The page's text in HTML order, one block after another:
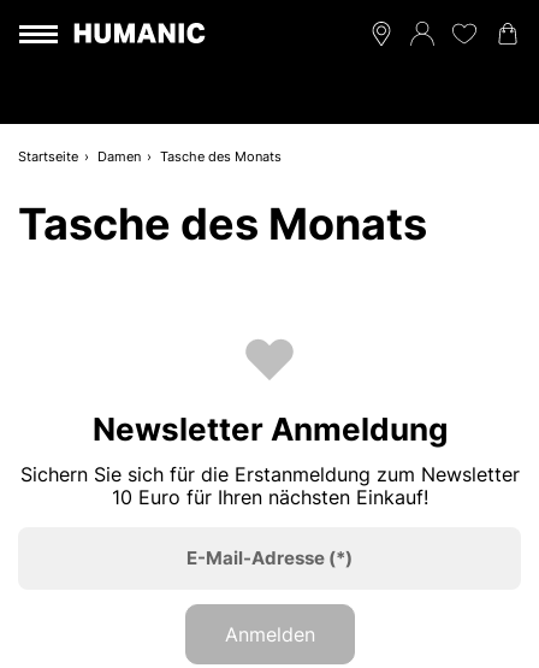
Startseite Damen Tasche des Monats
Tasche des Monats
Newsletter Anmeldung
Sichern Sie sich für die Erstanmeldung zum Newsletter
10 Euro für Ihren nächsten Einkauf!
E-Mail-Adresse (*)
Anmelden